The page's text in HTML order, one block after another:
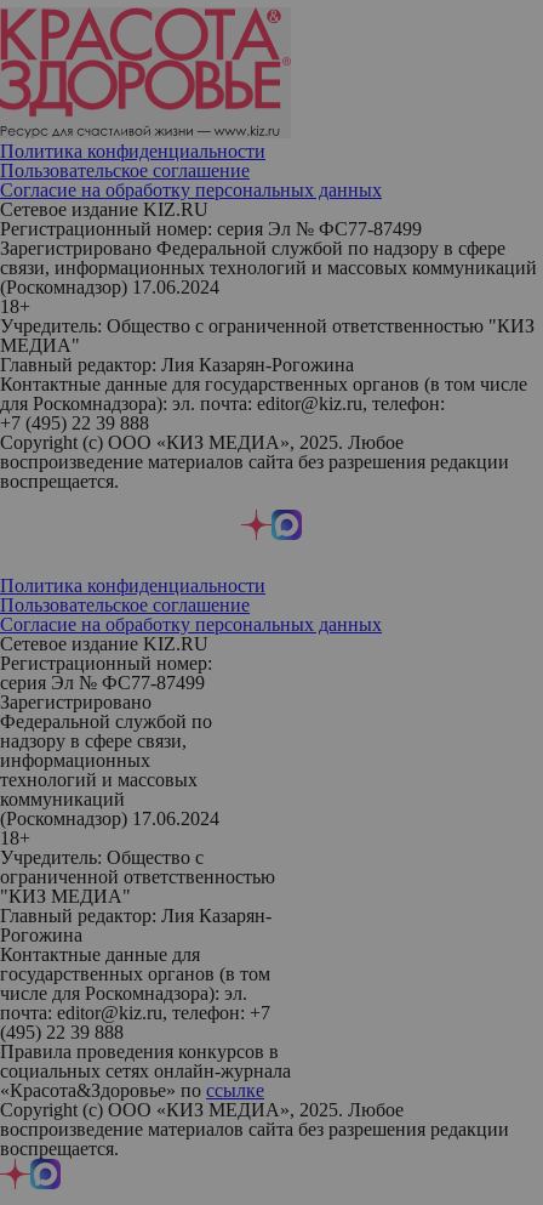
Политика конфиденциальности
Пользовательское соглашение
Согласие на обработку персональных данных
Сетевое издание KIZ.RU
Регистрационный номер: серия Эл № ФС77-87499
Зарегистрировано Федеральной службой по надзору в сфере
связи, информационных технологий и массовых коммуникаций
(Роскомнадзор) 17.06.2024
18+
Учредитель: Общество с ограниченной ответственностью "КИЗ
МЕДИА"
Главный редактор: Лия Казарян-Рогожина
Контактные данные для государственных органов (в том числе
для Роскомнадзора): эл. почта: editor@kiz.ru, телефон:
+7 (495) 22 39 888
Copyright (с) ООО «КИЗ МЕДИА», 2025. Любое
воспроизведение материалов сайта без разрешения редакции
воспрещается.
Политика конфиденциальности
Пользовательское соглашение
Согласие на обработку персональных данных
Сетевое издание KIZ.RU
Регистрационный номер:
серия Эл № ФС77-87499
Зарегистрировано
Федеральной службой по
надзору в сфере связи,
информационных
технологий и массовых
коммуникаций
(Роскомнадзор) 17.06.2024
18+
Учредитель: Общество с
ограниченной ответственностью
"КИЗ МЕДИА"
Главный редактор: Лия Казарян-
Рогожина
Контактные данные для
государственных органов (в том
числе для Роскомнадзора): эл.
почта: editor@kiz.ru, телефон: +7
(495) 22 39 888
Правила проведения конкурсов в
социальных сетях онлайн-журнала
«Красота&Здоровье» по ссылке
Copyright (с) ООО «КИЗ МЕДИА», 2025. Любое
воспроизведение материалов сайта без разрешения редакции
воспрещается.